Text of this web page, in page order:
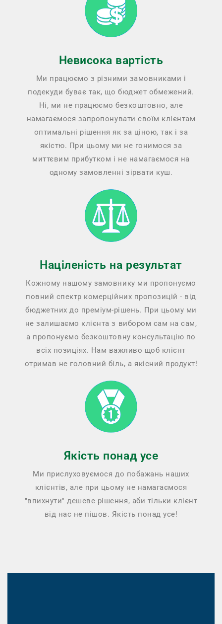
Невисока вартість
Ми працюємо з різними замовниками і
подекуди буває так, що бюджет обмежений.
Ні, ми не працюємо безкоштовно, але
намагаємося запропонувати своїм клієнтам
оптимальні рішення як за ціною, так і за
якістю. При цьому ми не гонимося за
миттєвим прибутком і не намагаємося на
одному замовленні зірвати куш.
Націленість на результат
Кожному нашому замовнику ми пропонуємо
повний спектр комерційних пропозицій - від
бюджетних до преміум-рішень. При цьому ми
не залишаємо клієнта з вибором сам на сам,
а пропонуємо безкоштовну консультацію по
всіх позиціях. Нам важливо щоб клієнт
отримав не головний біль, а якісний продукт!
Якість понад усе
Ми прислуховуємося до побажань наших
клієнтів, але при цьому не намагаємося
"впихнути" дешеве рішення, аби тільки клієнт
від нас не пішов. Якість понад усе!